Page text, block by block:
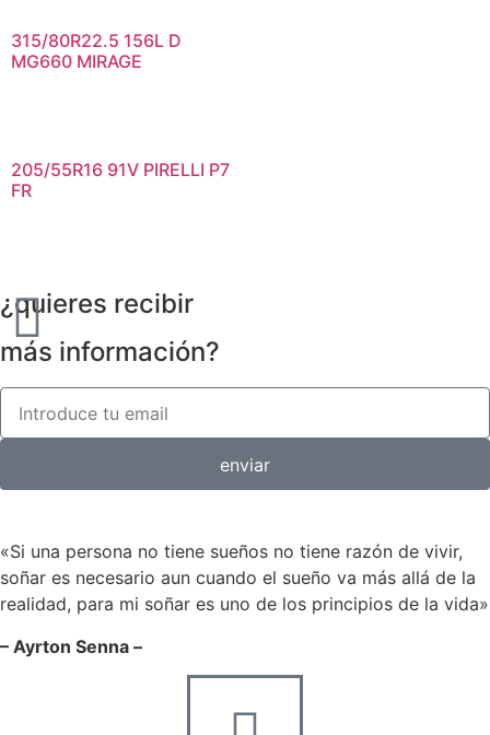
315/80R22.5 156L D
MG660 MIRAGE
205/55R16 91V PIRELLI P7
FR
¿quieres recibir
más información?
enviar
«Si una persona no tiene sueños no tiene razón de vivir,
soñar es necesario aun cuando el sueño va más allá de la
realidad, para mi soñar es uno de los principios de la vida»
– Ayrton Senna –